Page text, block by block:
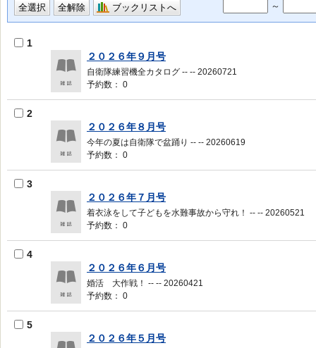
ブックリストへ ～
1
２０２６年９月号
自衛隊練習機全カタログ -- -- 20260721
予約数： 0
2
２０２６年８月号
今年の夏は自衛隊で盆踊り -- -- 20260619
予約数： 0
3
２０２６年７月号
着衣泳をして子どもを水難事故から守れ！ -- -- 20260521
予約数： 0
4
２０２６年６月号
婚活 大作戦！ -- -- 20260421
予約数： 0
5
２０２６年５月号